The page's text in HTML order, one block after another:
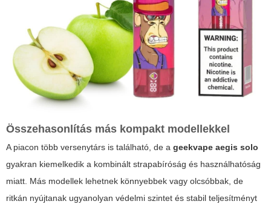
Összehasonlítás más kompakt modellekkel
A piacon több versenytárs is található, de a geekvape aegis solo
gyakran kiemelkedik a kombinált strapabíróság és használhatóság
miatt. Más modellek lehetnek könnyebbek vagy olcsóbbak, de
ritkán nyújtanak ugyanolyan védelmi szintet és stabil teljesítményt